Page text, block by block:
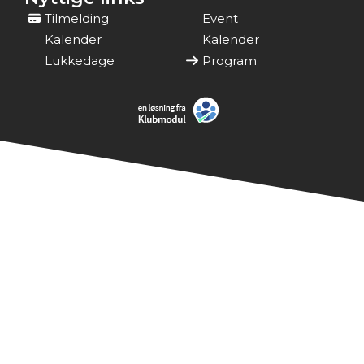
Tilmelding
Event
Kalender
Kalender
Lukkedage
Program